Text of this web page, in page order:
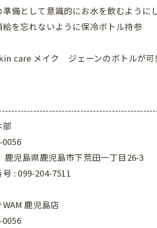
備として意識的にお水を飲むように
給を忘れないように保冷ボトル持参
care メイク ジェーンのボトルが可
部
0056
鹿児島県鹿児島市下荒田一丁目26-3
: 099-204-7511
鹿児島店
0056